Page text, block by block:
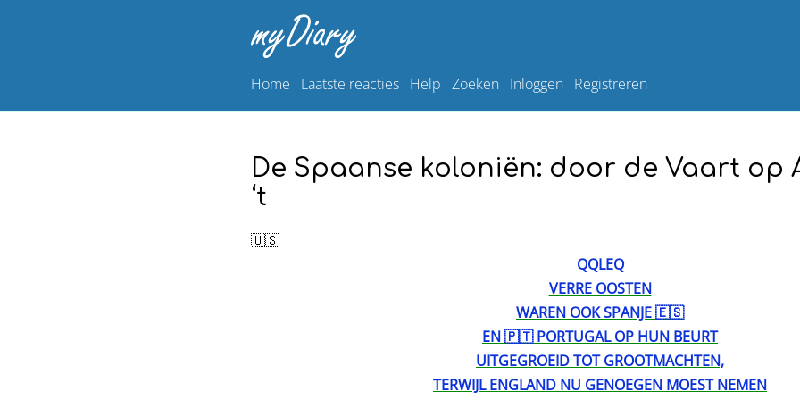
Home Laatste reacties Help Zoeken Inloggen Registreren
De Spaanse koloniën: door de Vaart op
‘t
🇺🇸
QQLEQ
VERRE OOSTEN
WAREN OOK SPANJE 🇪🇸
EN 🇵🇹 PORTUGAL OP HUN BEURT
UITGEGROEID TOT GROOTMACHTEN,
TERWIJL ENGLAND NU GENOEGEN MOEST NEMEN